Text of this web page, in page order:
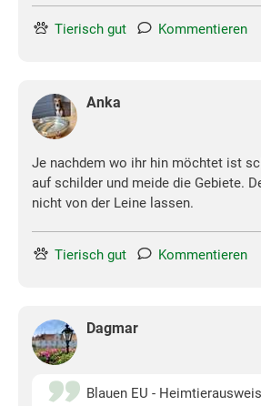
Tierisch gut Kommentieren
Anka
Je nachdem wo ihr hin möchtet ist
auf schilder und meide die Gebiete.
nicht von der Leine lassen.
Tierisch gut Kommentieren
Dagmar
Blauen EU -